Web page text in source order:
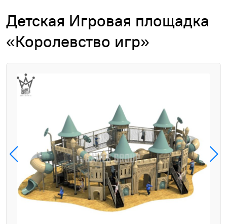
Детская Игровая площадка
«Королевство игр»